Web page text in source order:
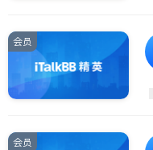
Stouffville
Waterloo
Oshawa
会员
会员